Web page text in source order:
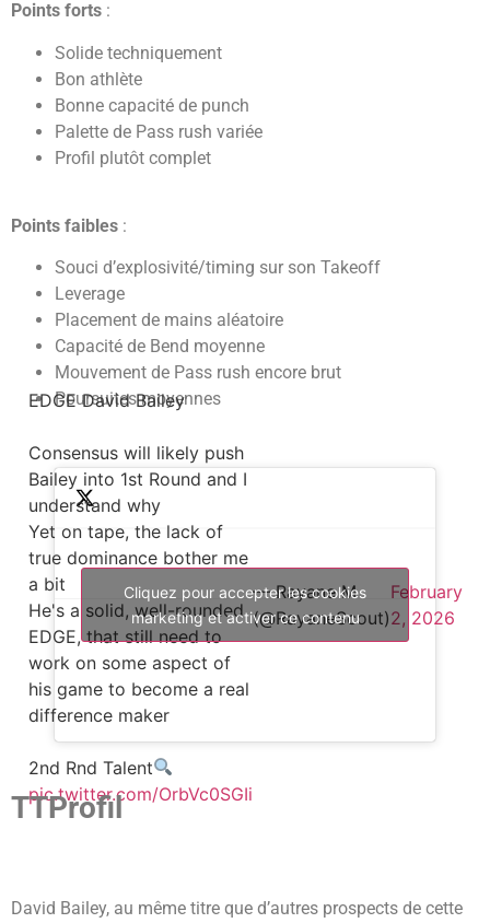
Points forts :
Solide techniquement
Bon athlète
Bonne capacité de punch
Palette de Pass rush variée
Profil plutôt complet
Points faibles :
Souci d’explosivité/timing sur son Takeoff
Leverage
Placement de mains aléatoire
Capacité de Bend moyenne
Mouvement de Pass rush encore brut
Poursuites moyennes
EDGE David Bailey
Consensus will likely push
Bailey into 1st Round and I
understand why
Yet on tape, the lack of
true dominance bother me
a bit
He's a solid, well-rounded
EDGE, that still need to
work on some aspect of
his game to become a real
difference maker
2nd Rnd Talent
pic.twitter.com/OrbVc0SGIi
— Rayane M
(@RayaneScout)
February
2, 2026
Cliquez pour accepter les cookies
marketing et activer ce contenu
TTProfil
David Bailey, au même titre que d’autres prospects de cette